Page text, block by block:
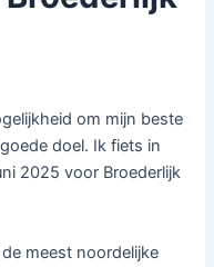
om mijn beste
doel. Ik fiets in
2025 voor Broederlijk
meest noordelijke